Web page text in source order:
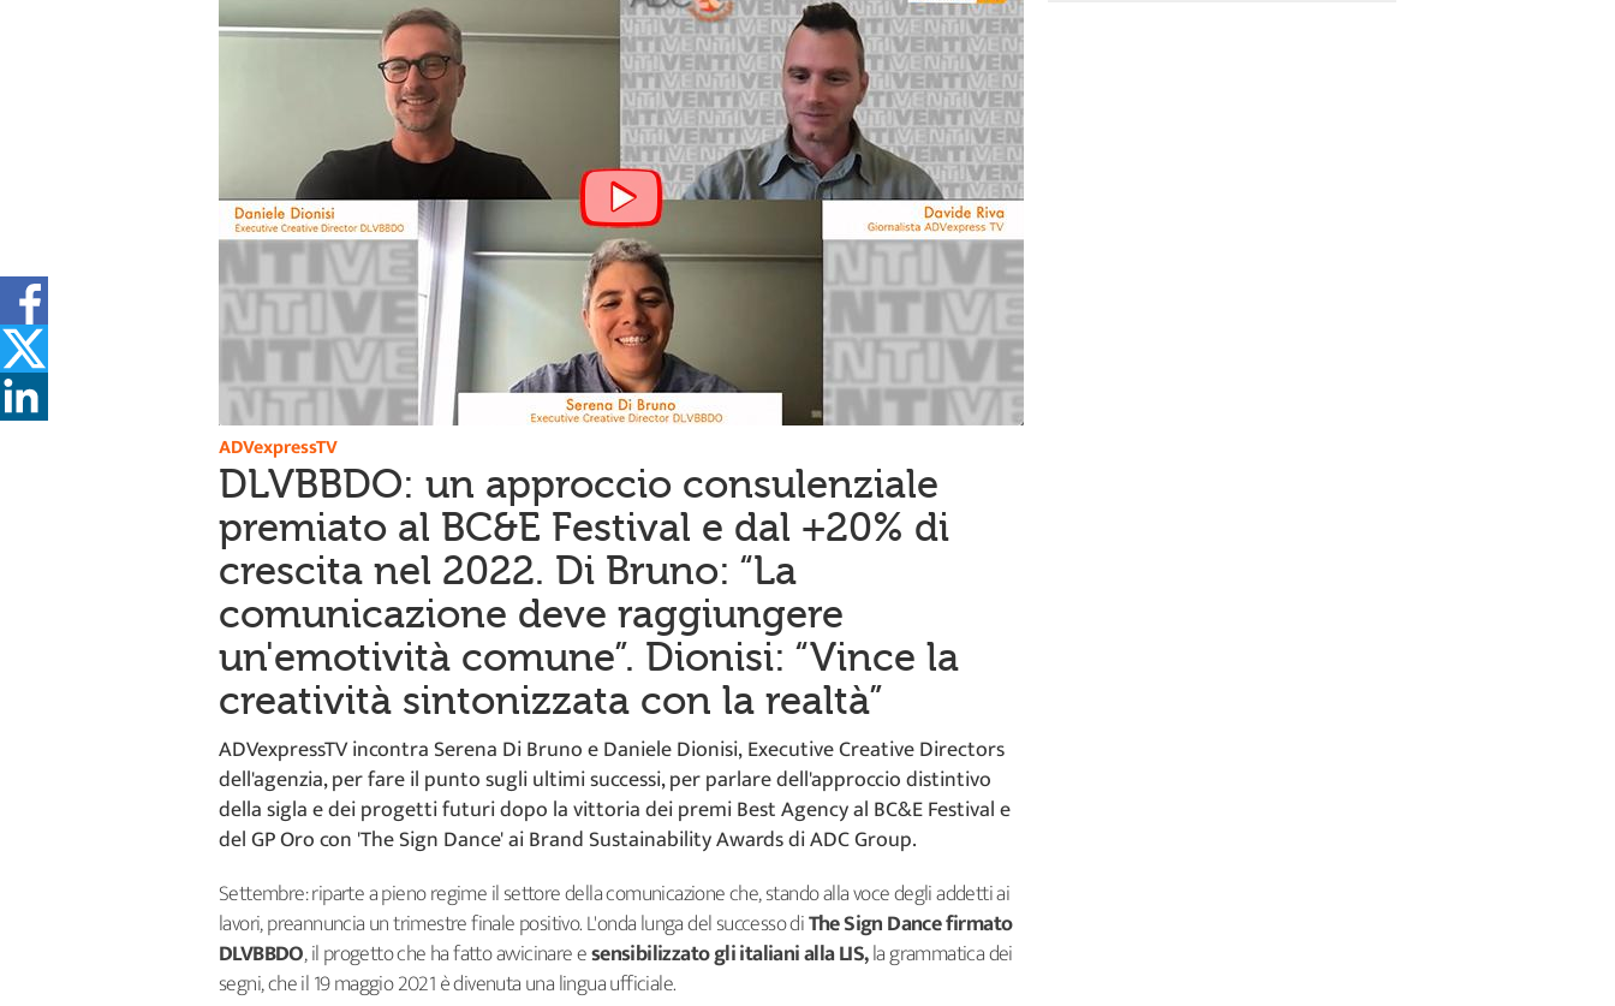
ADVexpressTV
DLVBBDO: un approccio consulenziale
premiato al BC&E Festival e dal +20% di
crescita nel 2022. Di Bruno: “La
comunicazione deve raggiungere
un'emotività comune”. Dionisi: “Vince la
creatività sintonizzata con la realtà”
ADVexpressTV incontra Serena Di Bruno e Daniele Dionisi, Executive Creative Directors
dell'agenzia, per fare il punto sugli ultimi successi, per parlare dell'approccio distintivo
della sigla e dei progetti futuri dopo la vittoria dei premi Best Agency al BC&E Festival e
del GP Oro con 'The Sign Dance' ai Brand Sustainability Awards di ADC Group.
Settembre: riparte a pieno regime il settore della comunicazione che, stando alla voce degli addetti ai
lavori, preannuncia un trimestre finale positivo. L'onda lunga del successo diThe Sign Dance firmato
DLVBBDO, il progetto che ha fatto avvicinare esensibilizzato gli italiani alla LIS,la grammatica dei
segni, che il 19 maggio 2021 è divenuta una lingua ufficiale.